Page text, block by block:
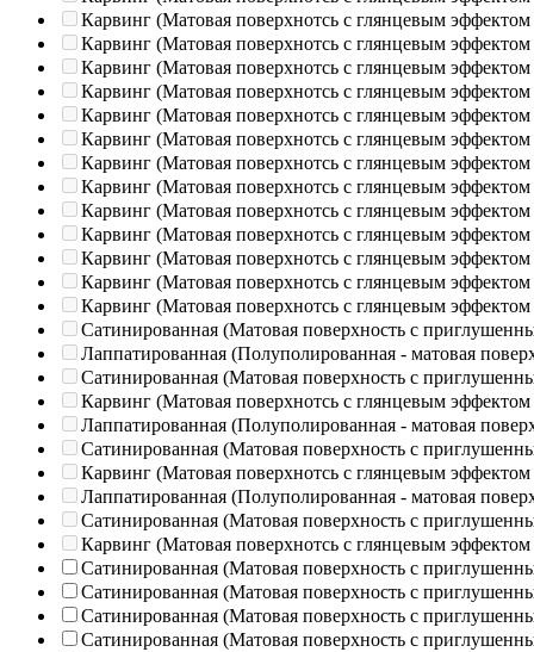
Карвинг (Матовая поверхнотсь с глянцевым эффектом
Карвинг (Матовая поверхнотсь с глянцевым эффектом
Карвинг (Матовая поверхнотсь с глянцевым эффектом
Карвинг (Матовая поверхнотсь с глянцевым эффектом
Карвинг (Матовая поверхнотсь с глянцевым эффектом
Карвинг (Матовая поверхнотсь с глянцевым эффектом
Карвинг (Матовая поверхнотсь с глянцевым эффектом
Карвинг (Матовая поверхнотсь с глянцевым эффектом
Карвинг (Матовая поверхнотсь с глянцевым эффектом
Карвинг (Матовая поверхнотсь с глянцевым эффектом
Карвинг (Матовая поверхнотсь с глянцевым эффектом
Карвинг (Матовая поверхнотсь с глянцевым эффектом
Карвинг (Матовая поверхнотсь с глянцевым эффектом
Сатинированная (Матовая поверхность с
Лаппатированная (Полуполированная - матовая
Сатинированная (Матовая поверхность с
Карвинг (Матовая поверхнотсь с глянцевым эффектом
Лаппатированная (Полуполированная - матовая
Сатинированная (Матовая поверхность с
Карвинг (Матовая поверхнотсь с глянцевым эффектом
Лаппатированная (Полуполированная - матовая
Сатинированная (Матовая поверхность с
Карвинг (Матовая поверхнотсь с глянцевым эффектом
Сатинированная (Матовая поверхность с
Сатинированная (Матовая поверхность с
Сатинированная (Матовая поверхность с
Сатинированная (Матовая поверхность с